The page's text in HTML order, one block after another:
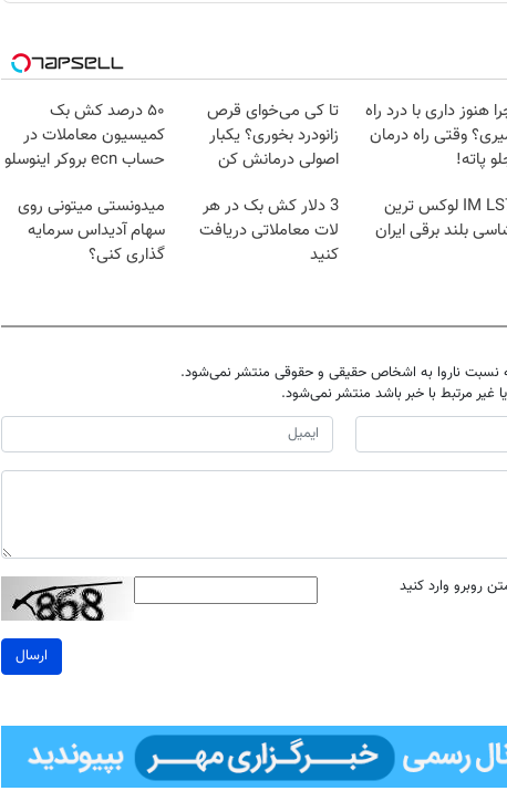
هنوز داری با درد راه
وقتی راه درمان
پاته!
تا کی می‌خوای قرص
زانودرد بخوری؟ یکبار
اصولی درمانش کن
۵۰ درصد کش بک
کمیسیون معاملات در
حساب ecn بروکر اینوسلو
IM LS7 لوکس ترین
بلند برقی ایران
3 دلار کش بک در هر
لات معاملاتی دریافت
کنید
میدونستی میتونی روی
سهام آدیداس سرمایه
گذاری کنی؟
نسبت ناروا به اشخاص حقیقی و حقوقی منتشر نمی‌شود.
غیر مرتبط با خبر باشد منتشر نمی‌شود.
روبرو وارد کنید
ارسال
مرداد ۱۴۰۵ روزنامه‌های اقتصادی شنبه ۱۷ مرداد ۱۴۰۵